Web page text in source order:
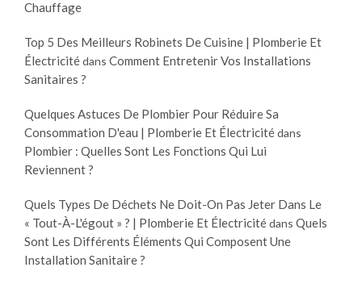
Chauffage
Top 5 Des Meilleurs Robinets De Cuisine | Plomberie Et
Électricitédans Comment Entretenir Vos Installations
Sanitaires ?
Quelques Astuces De Plombier Pour Réduire Sa
Consommation D'eau | Plomberie Et Électricitédans
Plombier : Quelles Sont Les Fonctions Qui Lui
Reviennent ?
Quels Types De Déchets Ne Doit-On Pas Jeter Dans Le
« Tout-À-L'égout » ? | Plomberie Et Électricitédans Quels
Sont Les Différents Éléments Qui Composent Une
Installation Sanitaire ?